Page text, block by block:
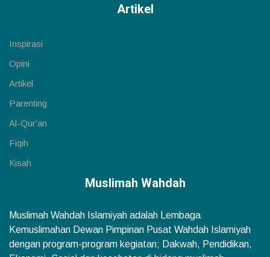
Artikel
Inspirasi
Opini
Artikel
Parenting
Al-Qur'an
Fiqih
Kisah
Muslimah Wahdah
Muslimah Wahdah Islamiyah adalah Lembaga
Kemuslimahan Dewan Pimpinan Pusat Wahdah Islamiyah
dengan program-program kegiatan; Dakwah, Pendidikan,